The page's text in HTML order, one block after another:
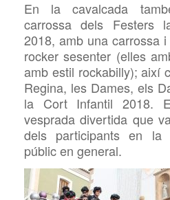
En la cavalcada
carrossa dels Festers
2018, amb una carrossa i
rocker sesenter (elles
amb estil rockabilly); així
Regina, les Dames, els
la Cort Infantil 2018.
vesprada divertida que
dels participants en la
públic en general.